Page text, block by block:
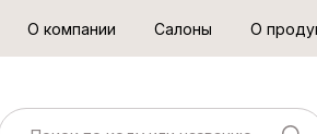
О компании Салоны О